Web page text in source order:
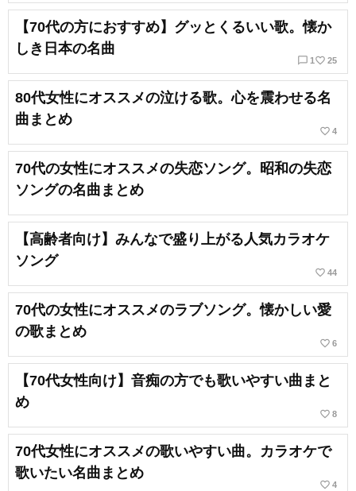
【70代の方におすすめ】グッとくるいい歌。懐か
しき日本の名曲
chat_bubble_outline 1 favorite_border 25
80代女性にオススメの泣ける歌。心を震わせる名
曲まとめ
favorite_border 4
70代の女性にオススメの失恋ソング。昭和の失恋
ソングの名曲まとめ
【高齢者向け】みんなで盛り上がる人気カラオケ
ソング
favorite_border 44
70代の女性にオススメのラブソング。懐かしい愛
の歌まとめ
favorite_border 6
【70代女性向け】音痴の方でも歌いやすい曲まと
め
favorite_border 8
70代女性にオススメの歌いやすい曲。カラオケで
歌いたい名曲まとめ
favorite_border 4